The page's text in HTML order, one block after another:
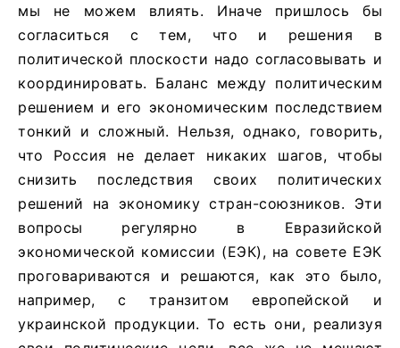
мы не можем влиять. Иначе пришлось бы
согласиться с тем, что и решения в
политической плоскости надо согласовывать и
координировать. Баланс между политическим
решением и его экономическим последствием
тонкий и сложный. Нельзя, однако, говорить,
что Россия не делает никаких шагов, чтобы
снизить последствия своих политических
решений на экономику стран-союзников. Эти
вопросы регулярно в Евразийской
экономической комиссии (ЕЭК), на совете ЕЭК
проговариваются и решаются, как это было,
например, с транзитом европейской и
украинской продукции. То есть они, реализуя